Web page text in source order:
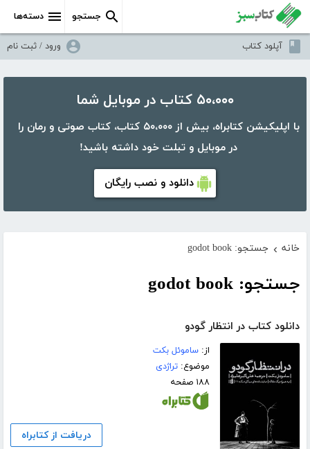
دسته‌ها جستجو
آپلود کتاب ورود / ثبت نام
۵۰،۰۰۰ کتاب در موبایل شما
با اپلیکیشن کتابراه، بیش از ۵۰،۰۰۰ کتاب، کتاب صوتی و رمان را
در موبایل و تبلت خود داشته باشید!
دانلود و نصب رایگان
خانه › جستجو: godot book
جستجو: godot book
دانلود کتاب در انتظار گودو
از:ساموئل بکت
موضوع:تراژدی
۱۸۸ صفحه
دریافت از کتابراه